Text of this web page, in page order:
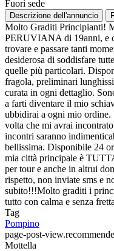
Fuori sede
Descrizione dell'annuncio
Molto Graditi Principianti!
PERUVIANA di 19anni, e
trovare e passare tanti
desiderosa di soddisfare
quelle più particolari.
fragola, preliminari
curata in ogni dettaglio.
a farti diventare il mio
ubbidirai a ogni mio ordine.
volta che mi avrai
incontri saranno
bellissima. Disponibile 24
mia città principale è
per tour e anche in altrui
rispetto, non inviate sms e
subito!!!Molto graditi i
tutto con calma e senza
Tag
Pompino
page-post-
Mottella